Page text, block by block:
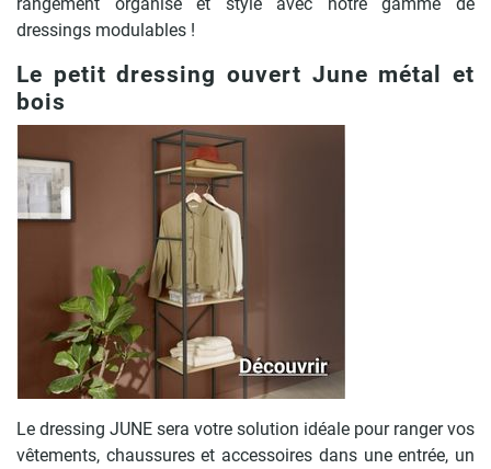
dressings modulables !
Le petit dressing ouvert June métal et
bois
Le dressing JUNE sera votre solution idéale pour ranger vos
vêtements, chaussures et accessoires dans une entrée, un